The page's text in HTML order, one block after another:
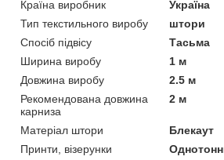
Країна виробник
Україна
Тип текстильного виробу
штори
Спосіб підвісу
Тасьма
Ширина виробу
1 м
Довжина виробу
2.5 м
Рекомендована довжина
карниза
2 м
Матеріал штори
Блекаут
Принти, візерунки